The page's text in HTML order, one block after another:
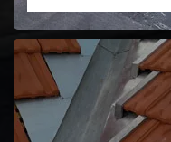
Etanchéité toiture